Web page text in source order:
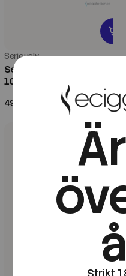
Seriously
Seriously Salty | Ice N Berg |
10ml E-Juice
49 kr